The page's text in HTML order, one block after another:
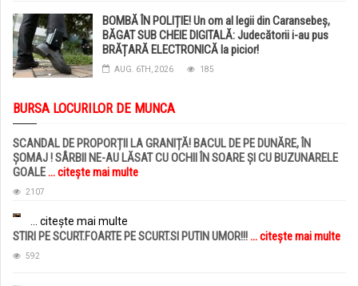
BOMBĂ ÎN POLIȚIE! Un om al legii din Caransebeș,
BĂGAT SUB CHEIE DIGITALĂ: Judecătorii i-au pus
BRĂȚARĂ ELECTRONICĂ la picior!
AUG. 6TH, 2026 185
BURSA LOCURILOR DE MUNCA
SCANDAL DE PROPORȚII LA GRANIȚĂ! BACUL DE PE DUNĂRE, ÎN
ȘOMAJ ! SÂRBII NE-AU LĂSAT CU OCHII ÎN SOARE ȘI CU BUZUNARELE
GOALE... citește mai multe
2107
... citește mai multe
STIRI PE SCURT.FOARTE PE SCURT.SI PUTIN UMOR!!!... citește mai multe
592